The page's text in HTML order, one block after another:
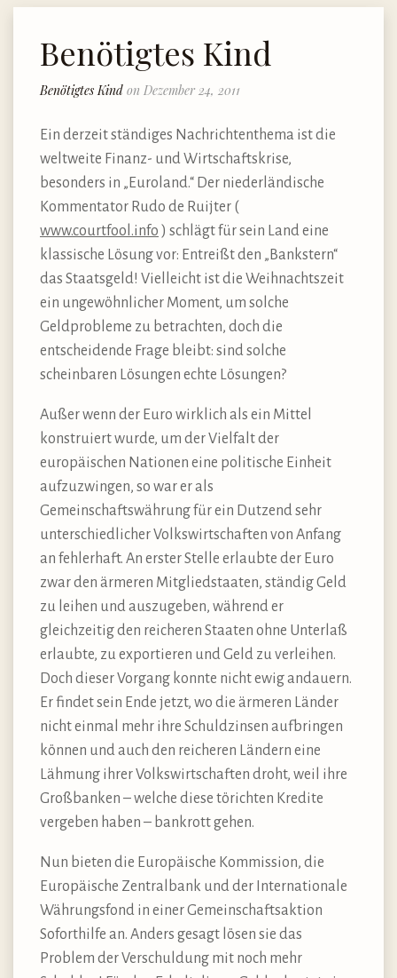
Benötigtes Kind
Benötigtes Kind on Dezember 24, 2011
Ein derzeit ständiges Nachrichtenthema ist die
weltweite Finanz- und Wirtschaftskrise,
besonders in „Euroland.“ Der niederländische
Kommentator Rudo de Ruijter (
www.courtfool.info ) schlägt für sein Land eine
klassische Lösung vor: Entreißt den „Bankstern“
das Staatsgeld! Vielleicht ist die Weihnachtszeit
ein ungewöhnlicher Moment, um solche
Geldprobleme zu betrachten, doch die
entscheidende Frage bleibt: sind solche
scheinbaren Lösungen echte Lösungen?
Außer wenn der Euro wirklich als ein Mittel
konstruiert wurde, um der Vielfalt der
europäischen Nationen eine politische Einheit
aufzuzwingen, so war er als
Gemeinschaftswährung für ein Dutzend sehr
unterschiedlicher Volkswirtschaften von Anfang
an fehlerhaft. An erster Stelle erlaubte der Euro
zwar den ärmeren Mitgliedstaaten, ständig Geld
zu leihen und auszugeben, während er
gleichzeitig den reicheren Staaten ohne Unterlaß
erlaubte, zu exportieren und Geld zu verleihen.
Doch dieser Vorgang konnte nicht ewig andauern.
Er findet sein Ende jetzt, wo die ärmeren Länder
nicht einmal mehr ihre Schuldzinsen aufbringen
können und auch den reicheren Ländern eine
Lähmung ihrer Volkswirtschaften droht, weil ihre
Großbanken – welche diese törichten Kredite
vergeben haben – bankrott gehen.
Nun bieten die Europäische Kommission, die
Europäische Zentralbank und der Internationale
Währungsfond in einer Gemeinschaftsaktion
Soforthilfe an. Anders gesagt lösen sie das
Problem der Verschuldung mit noch mehr